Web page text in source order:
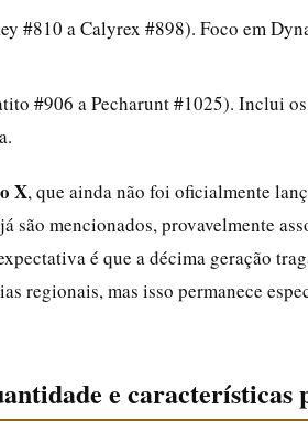
#810 a Calyrex #898). Foco em
#906 a Pecharunt #1025). Inclui os
X, que ainda não foi oficialmente
são mencionados, provavelmente
é que a décima geração
regionais, mas isso permanece
e características